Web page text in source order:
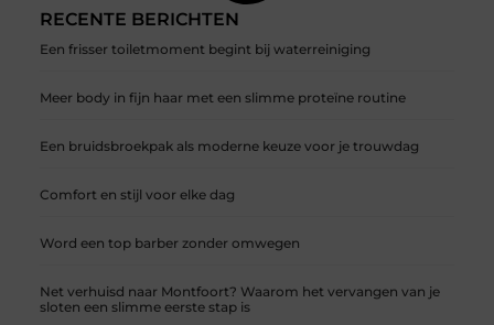
RECENTE BERICHTEN
Een frisser toiletmoment begint bij waterreiniging
Meer body in fijn haar met een slimme proteïne routine
Een bruidsbroekpak als moderne keuze voor je trouwdag
Comfort en stijl voor elke dag
Word een top barber zonder omwegen
Net verhuisd naar Montfoort? Waarom het vervangen van je
sloten een slimme eerste stap is